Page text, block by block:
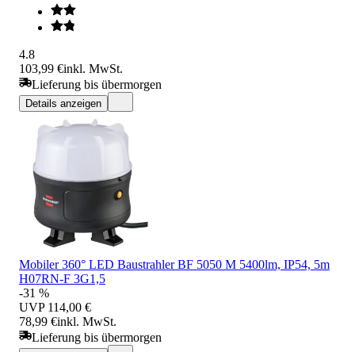
4.8
103,99 €inkl. MwSt.
Lieferung bis übermorgen
Details anzeigen
Mobiler 360° LED Baustrahler BF 5050 M 5400lm, IP54, 5m
H07RN-F 3G1,5
-31 %
UVP 114,00 €
78,99 €inkl. MwSt.
Lieferung bis übermorgen